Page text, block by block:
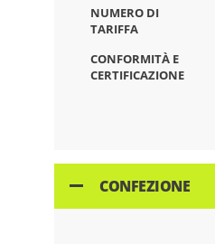
NUMERO DI
TARIFFA
CONFORMITÀ E
CERTIFICAZIONE
CONFEZIONE